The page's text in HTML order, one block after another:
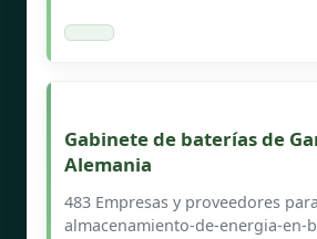
Gabinete de baterías de
Alemania
483 Empresas y proveedores
almacenamiento-de-energia-en-